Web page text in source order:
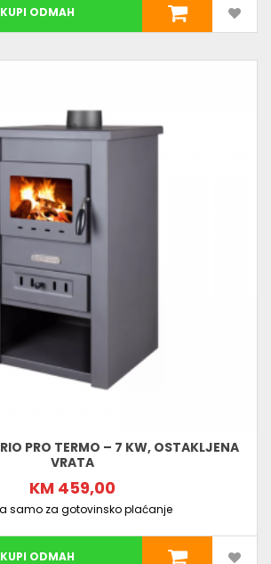
KUPI ODMAH
PRO TERMO – 7 KW, OSTAKLJENA
VRATA
KM 459,00
samo za gotovinsko plaćanje
KUPI ODMAH